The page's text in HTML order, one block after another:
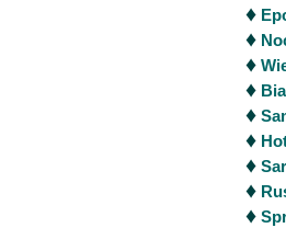
♦
♦
♦
♦
♦
♦
♦
♦
♦